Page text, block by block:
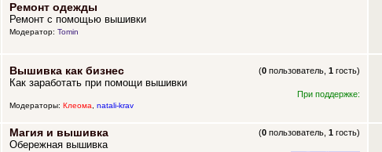
Ремонт одежды
Ремонт с помощью вышивки
Модератор: Tomin
Вышивка как бизнес (0 пользователь,1 гость)
Как заработать при помощи вышивки
При поддержке:
Модераторы: Клеома, natali-krav
Магия и вышивка (0 пользователь,1 гость)
Обережная вышивка